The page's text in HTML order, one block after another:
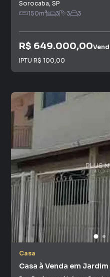
Sorocaba, SP
150m² 3 3 3
R$ 649.000,00
IPTU R$ 100,00
Casa
Casa à Venda em